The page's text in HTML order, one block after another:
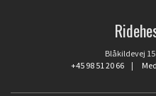
Blåkildevej
+45 98 51 20 66|